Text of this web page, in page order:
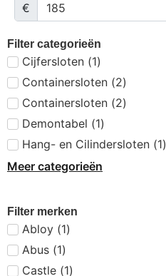
€
Filter categorieën
Cijfersloten (1)
Containersloten (2)
Containersloten (2)
Demontabel (1)
Hang- en Cilindersloten (1)
Meer categorieën
Filter merken
Abloy (1)
Abus (1)
Castle (1)